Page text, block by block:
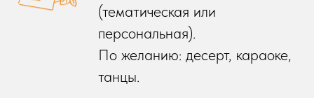
(тематическая или
персональная).
По желанию: десерт, караоке,
танцы.